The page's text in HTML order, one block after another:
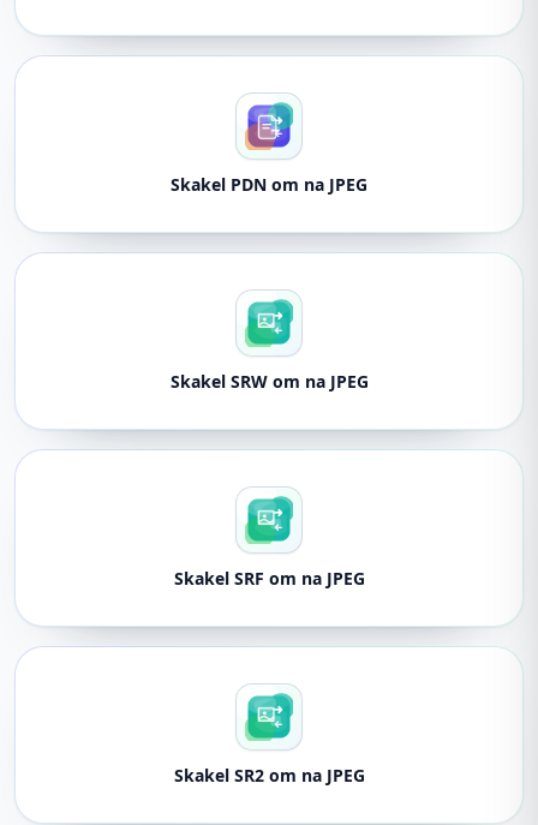
Skakel PDN om na JPEG
Skakel SRW om na JPEG
Skakel SRF om na JPEG
Skakel SR2 om na JPEG